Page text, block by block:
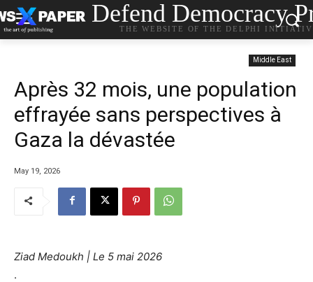
Defend Democracy
THE WEBSITE OF THE DELPHI
Middle East
Après 32 mois, une population
effrayée sans perspectives à
Gaza la dévastée
May 19, 2026
Ziad Medoukh | Le 5 mai 2026
.